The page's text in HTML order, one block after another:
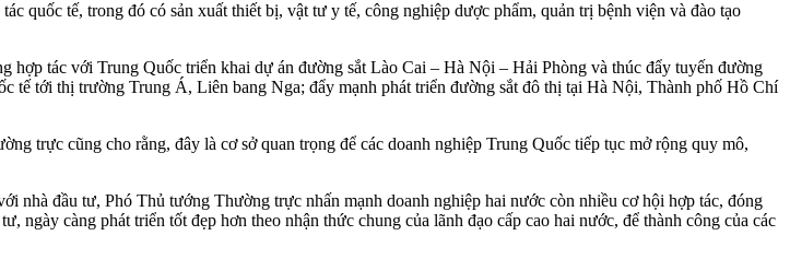
quốc tế, trong đó có sản xuất thiết bị, vật tư y tế, công nghiệp dược phẩm, quản trị bệnh viện và đào tạo
tác với Trung Quốc triển khai dự án đường sắt Lào Cai – Hà Nội – Hải Phòng và thúc đẩy tuyến đường
tới thị trường Trung Á, Liên bang Nga; đẩy mạnh phát triển đường sắt đô thị tại Hà Nội, Thành phố Hồ Chí
trực cũng cho rằng, đây là cơ sở quan trọng để các doanh nghiệp Trung Quốc tiếp tục mở rộng quy mô,
nhà đầu tư, Phó Thủ tướng Thường trực nhấn mạnh doanh nghiệp hai nước còn nhiều cơ hội hợp tác, đóng
càng phát triển tốt đẹp hơn theo nhận thức chung của lãnh đạo cấp cao hai nước, để thành công của các